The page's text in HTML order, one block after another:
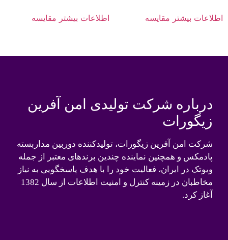
اطلاعات بیشتر مقایسه اطلاعات بیشتر مقایسه
درباره شرکت تولیدی امن آفرین
زیگورات
شرکت امن آفرین زیگورات، تولیدکننده دوربین مداربسته
پادمکس و همچنین نماینده چندین برندهای معتبر از جمله
ویوتک در ایران، فعالیت خود را با هدف پاسخگویی به نیاز
مخاطبان در زمینه کنترل و امنیت اطلاعات از سال 1382
آغاز کرد.